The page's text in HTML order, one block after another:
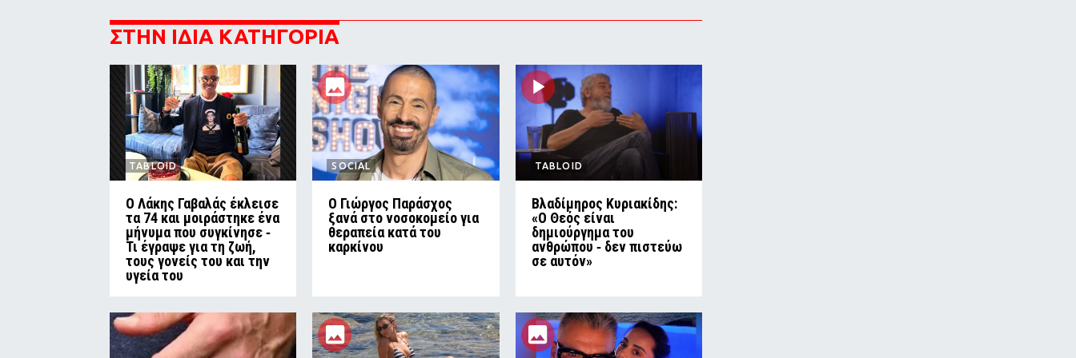
ΣΤΗΝ ΙΔΙΑ ΚΑΤΗΓΟΡΙΑ
TABLOID
Ο Λάκης Γαβαλάς έκλεισε
τα 74 και μοιράστηκε ένα
μήνυμα που συγκίνησε ‑
Τι έγραψε για τη ζωή,
τους γονείς του και την
υγεία του
SOCIAL
O Γιώργος Παράσχος
ξανά στο νοσοκομείο για
θεραπεία κατά του
καρκίνου
TABLOID
Βλαδίμηρος Κυριακίδης:
«Ο Θεός είναι
δημιούργημα του
ανθρώπου ‑ δεν πιστεύω
σε αυτόν»